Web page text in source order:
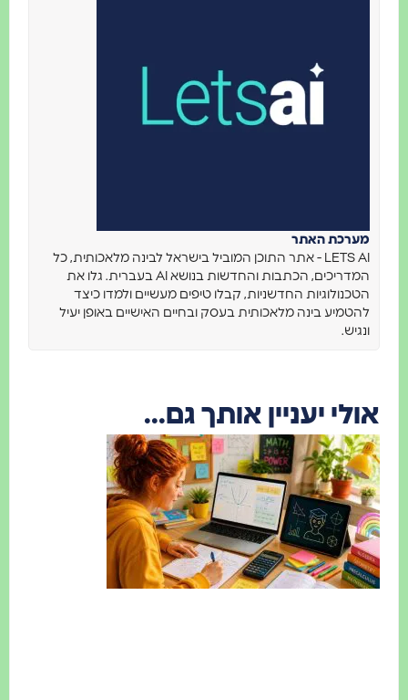
מערכת האתר
LETS AI - אתר התוכן המוביל בישראל לבינה מלאכותית, כל
המדריכים, הכתבות והחדשות בנושא AI בעברית. גלו את
הטכנולוגיות החדשניות, קבלו טיפים מעשיים ולמדו כיצד
להטמיע בינה מלאכותית בעסק ובחיים האישיים באופן יעיל
יעניין אותך גם...